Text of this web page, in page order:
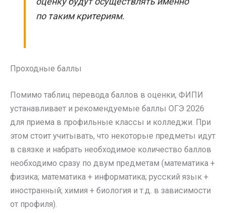
по таким критериям.
Проходные баллы
Помимо таблиц перевода баллов в оценки, ФИПИ
устанавливает и рекомендуемые баллы ОГЭ 2026
для приема в профильные классы и колледжи. При
этом стоит учитывать, что некоторые предметы идут
в связке и набрать необходимое количество баллов
необходимо сразу по двум предметам (математика +
физика; математика + информатика; русский язык +
иностранный; химия + биология и т.д. в зависимости
от профиля).